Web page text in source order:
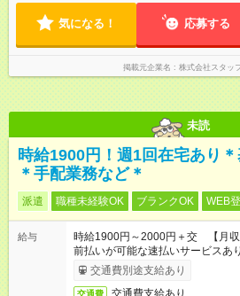
気になる！ 応募する
掲載元企業名 株式会社スタッ
未読
時給1900円！週1回在宅あり
＊手配業務など＊
派遣 職種未経験OK ブランクOK WEB
給与
時給1900円～2000円＋交 【月
前払いが可能な速払いサービスあり
交通費別途支給あり
交通費 交通費支給あり